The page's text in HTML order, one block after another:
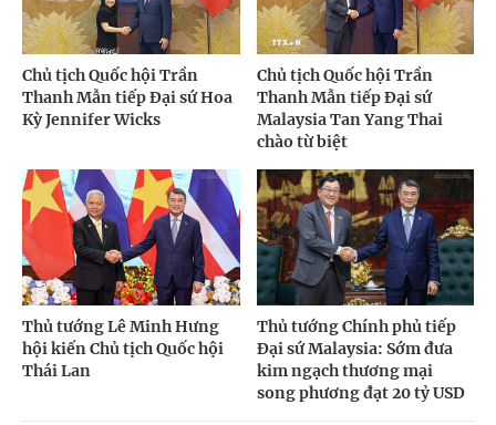
Chủ tịch Quốc hội Trần
Thanh Mẫn tiếp Đại sứ Hoa
Kỳ Jennifer Wicks
Chủ tịch Quốc hội Trần
Thanh Mẫn tiếp Đại sứ
Malaysia Tan Yang Thai
chào từ biệt
Thủ tướng Lê Minh Hưng
hội kiến Chủ tịch Quốc hội
Thái Lan
Thủ tướng Chính phủ tiếp
Đại sứ Malaysia: Sớm đưa
kim ngạch thương mại
song phương đạt 20 tỷ USD